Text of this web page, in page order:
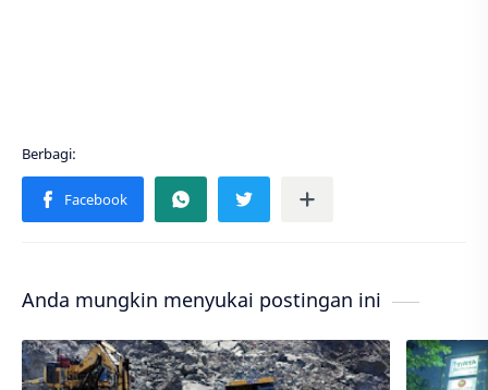
Anda mungkin menyukai postingan ini